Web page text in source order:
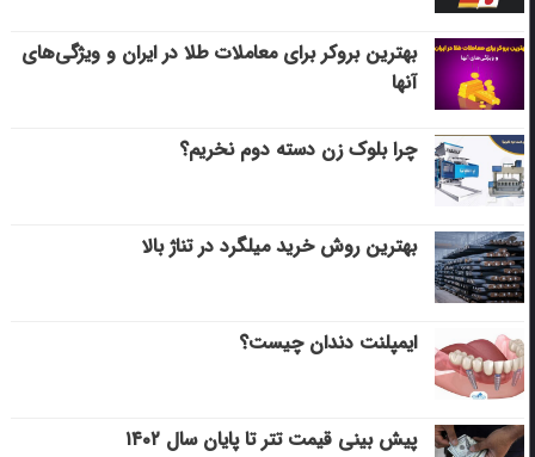
بهترین بروکر برای معاملات طلا در ایران و ویژگی‌های
آنها
چرا بلوک زن دسته دوم نخریم؟
بهترین روش خرید میلگرد در تناژ بالا
ایمپلنت دندان چیست؟
پیش بینی قیمت تتر تا پایان سال ۱۴۰۲